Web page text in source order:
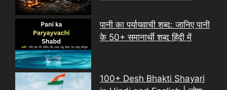
पानी का पर्यायवाची शब्द: जानिए पानी
के 50+ समानार्थी शब्द हिंदी में
100+ Desh Bhakti Shayari